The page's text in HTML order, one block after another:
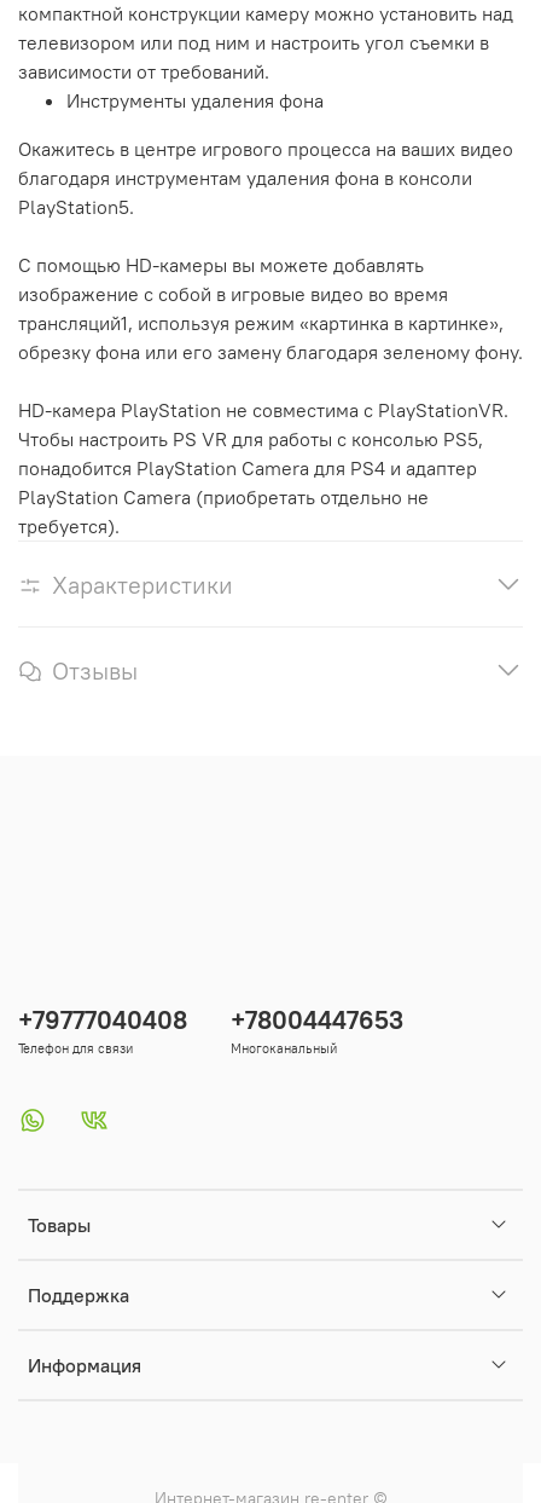
компактной конструкции камеру можно установить над
телевизором или под ним и настроить угол съемки в
зависимости от требований.
Инструменты удаления фона
Окажитесь в центре игрового процесса на ваших видео
благодаря инструментам удаления фона в консоли
PlayStation5.
С помощью HD-камеры вы можете добавлять
изображение с собой в игровые видео во время
трансляций1, используя режим «картинка в картинке»,
обрезку фона или его замену благодаря зеленому фону.
HD-камера PlayStation не совместима с PlayStationVR.
Чтобы настроить PS VR для работы с консолью PS5,
понадобится PlayStation Camera для PS4 и адаптер
PlayStation Camera (приобретать отдельно не
требуется).
Характеристики
Отзывы
Товары
Поддержка
Информация
+79777040408
Телефон для связи
+78004447653
Многоканальный
Интернет-магазин re-enter ©